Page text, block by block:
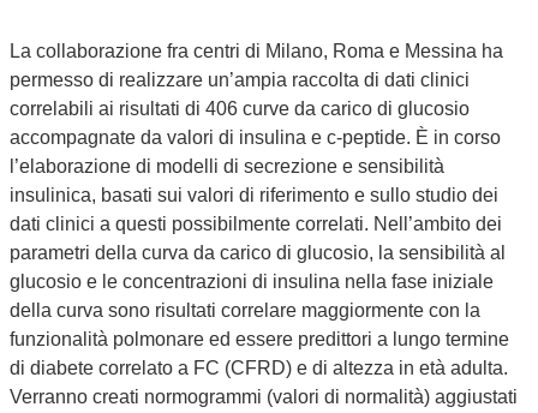
La collaborazione fra centri di Milano, Roma e Messina ha
permesso di realizzare un’ampia raccolta di dati clinici
correlabili ai risultati di 406 curve da carico di glucosio
accompagnate da valori di insulina e c-peptide. È in corso
l’elaborazione di modelli di secrezione e sensibilità
insulinica, basati sui valori di riferimento e sullo studio dei
dati clinici a questi possibilmente correlati. Nell’ambito dei
parametri della curva da carico di glucosio, la sensibilità al
glucosio e le concentrazioni di insulina nella fase iniziale
della curva sono risultati correlare maggiormente con la
funzionalità polmonare ed essere predittori a lungo termine
di diabete correlato a FC (CFRD) e di altezza in età adulta.
Verranno creati normogrammi (valori di normalità) aggiustati